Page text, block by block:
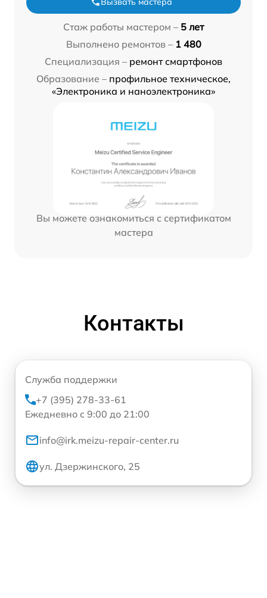
Стаж работы мастером – 5 лет
Выполнено ремонтов – 1 480
Специализация – ремонт смартфонов
Образование – профильное техническое,
«Электроника и наноэлектроника»
Вы можете ознакомиться с сертификатом
мастера
Контакты
Служба поддержки
+7 (395) 278-33-61
Ежедневно с 9:00 до 21:00
info@irk.meizu-repair-center.ru
ул. Дзержинского, 25